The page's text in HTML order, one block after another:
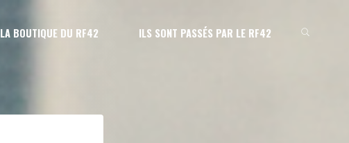
LA BOUTIQUE DU RF42 ILS SONT PASSÉS PAR LE RF42